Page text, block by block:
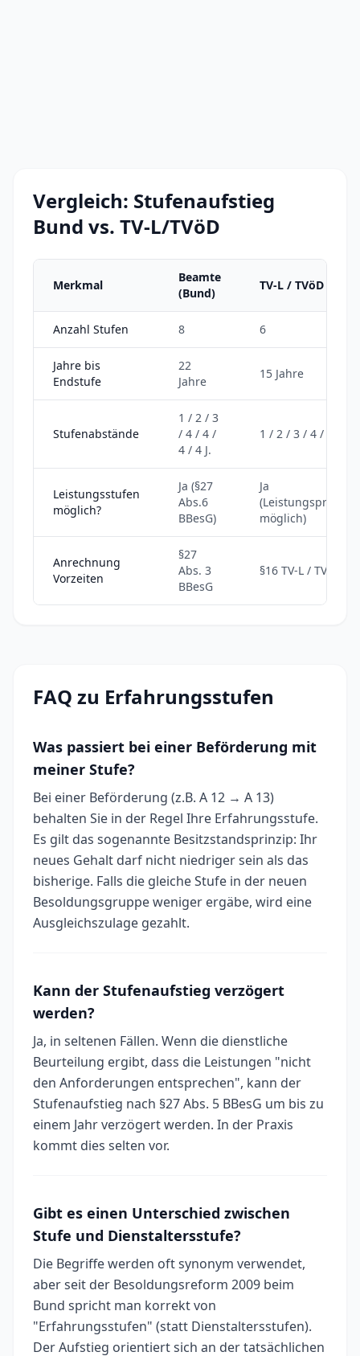
Vergleich: Stufenaufstieg
Bund vs. TV-L/TVöD
Merkmal
Beamte
(Bund)
TV-L / TVöD
Anzahl Stufen 8 6
Jahre bis
Endstufe
22
Jahre
15 Jahre
Stufenabstände
1 / 2 / 3
/ 4 / 4 /
4 / 4 J.
1 / 2 / 3 / 4 / 5 J.
Leistungsstufen
möglich?
Ja (§27
Abs.6
BBesG)
Ja
(Leistungsprämie
möglich)
Anrechnung
Vorzeiten
§27
Abs. 3
BBesG
§16 TV-L / TVöD
FAQ zu Erfahrungsstufen
Was passiert bei einer Beförderung mit
meiner Stufe?
Bei einer Beförderung (z.B. A 12 → A 13)
behalten Sie in der Regel Ihre Erfahrungsstufe.
Es gilt das sogenannte Besitzstandsprinzip: Ihr
neues Gehalt darf nicht niedriger sein als das
bisherige. Falls die gleiche Stufe in der neuen
Besoldungsgruppe weniger ergäbe, wird eine
Ausgleichszulage gezahlt.
Kann der Stufenaufstieg verzögert
werden?
Ja, in seltenen Fällen. Wenn die dienstliche
Beurteilung ergibt, dass die Leistungen "nicht
den Anforderungen entsprechen", kann der
Stufenaufstieg nach §27 Abs. 5 BBesG um bis zu
einem Jahr verzögert werden. In der Praxis
kommt dies selten vor.
Gibt es einen Unterschied zwischen
Stufe und Dienstaltersstufe?
Die Begriffe werden oft synonym verwendet,
aber seit der Besoldungsreform 2009 beim
Bund spricht man korrekt von
"Erfahrungsstufen" (statt Dienstaltersstufen).
Der Aufstieg orientiert sich an der tatsächlichen